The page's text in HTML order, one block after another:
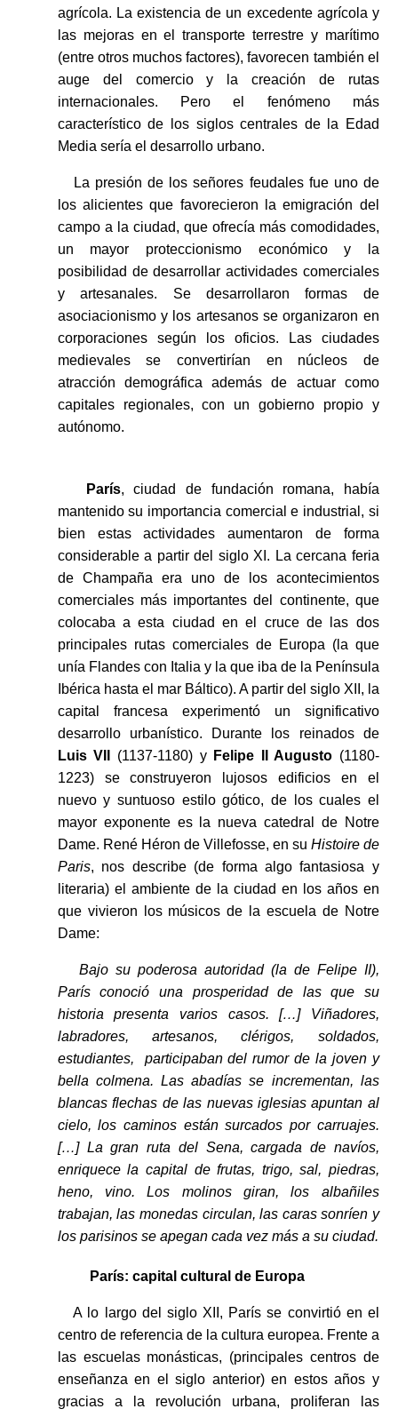
agrícola. La existencia de un excedente agrícola y
las mejoras en el transporte terrestre y marítimo
(entre otros muchos factores), favorecen también el
auge del comercio y la creación de rutas
internacionales. Pero el fenómeno más
característico de los siglos centrales de la Edad
Media sería el desarrollo urbano.
La presión de los señores feudales fue uno de
los alicientes que favorecieron la emigración del
campo a la ciudad, que ofrecía más comodidades,
un mayor proteccionismo económico y la
posibilidad de desarrollar actividades comerciales
y artesanales. Se desarrollaron formas de
asociacionismo y los artesanos se organizaron en
corporaciones según los oficios. Las ciudades
medievales se convertirían en núcleos de
atracción demográfica además de actuar como
capitales regionales, con un gobierno propio y
autónomo.
París, ciudad de fundación romana, había
mantenido su importancia comercial e industrial, si
bien estas actividades aumentaron de forma
considerable a partir del siglo XI. La cercana feria
de Champaña era uno de los acontecimientos
comerciales más importantes del continente, que
colocaba a esta ciudad en el cruce de las dos
principales rutas comerciales de Europa (la que
unía Flandes con Italia y la que iba de la Península
Ibérica hasta el mar Báltico). A partir del siglo XII, la
capital francesa experimentó un significativo
desarrollo urbanístico. Durante los reinados de
Luis VII
(1137-1180) y Felipe II Augusto (1180-
1223) se construyeron lujosos edificios en el
nuevo y suntuoso estilo gótico, de los cuales el
mayor exponente es la nueva catedral de Notre
Dame. René Héron de Villefosse, en su Histoire de
Paris, nos describe (de forma algo fantasiosa y
literaria) el ambiente de la ciudad en los años en
que vivieron los músicos de la escuela de Notre
Dame:
Bajo su poderosa autoridad (la de Felipe II),
París conoció una prosperidad de las que su
historia presenta varios casos. […] Viñadores,
labradores, artesanos, clérigos, soldados,
estudiantes, participaban del rumor de la joven y
bella colmena. Las abadías se incrementan, las
blancas flechas de las nuevas iglesias apuntan al
cielo, los caminos están surcados por carruajes.
[…] La gran ruta del Sena, cargada de navíos,
enriquece la capital de frutas, trigo, sal, piedras,
heno, vino. Los molinos giran, los albañiles
trabajan, las monedas circulan, las caras sonríen y
los parisinos se apegan cada vez más a su ciudad.
París: capital cultural de Europa
A lo largo del siglo XII, París se convirtió en el
centro de referencia de la cultura europea. Frente a
las escuelas monásticas, (principales centros de
enseñanza en el siglo anterior) en estos años y
gracias a la revolución urbana, proliferan las